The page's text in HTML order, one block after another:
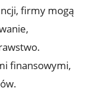
firmy mogą
finansowymi,